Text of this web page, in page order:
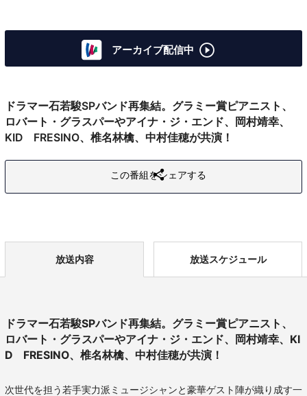
アーカイブ配信中
ドラマー石若駿SPバンド再集結。グラミー賞ピアニスト、
ロバート・グラスパーやアイナ・ジ・エンド、岡村靖幸、
KID FRESINO、椎名林檎、中村佳穂が共演！
この番組をシェアする
放送内容 放送スケジュール
ドラマー石若駿SPバンド再集結。グラミー賞ピアニスト、
ロバート・グラスパーやアイナ・ジ・エンド、岡村靖幸、KI
D FRESINO、椎名林檎、中村佳穂が共演！
次世代を担う若手実力派ミュージシャンと豪華ゲスト陣が織り成す一